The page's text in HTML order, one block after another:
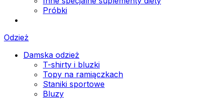
Próbki
Odzież
Damska odzież
T-shirty i bluzki
Topy na ramiączkach
Staniki sportowe
Bluzy